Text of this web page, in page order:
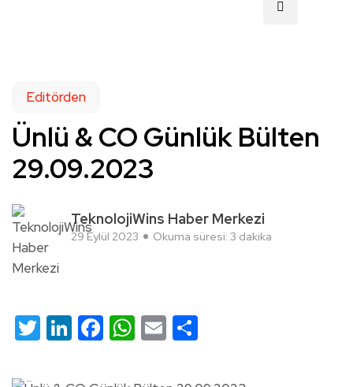
Editörden
Ünlü & CO Günlük Bülten
29.09.2023
TeknolojiWins Haber Merkezi
29 Eylül 2023 Okuma süresi: 3 dakika
Twitter
LinkedIn
Facebook
WhatsApp
Email